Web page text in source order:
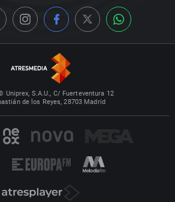
Uniprex, S.A.U., C/ Fuerteventura 12
de los Reyes, 28703 Madrid